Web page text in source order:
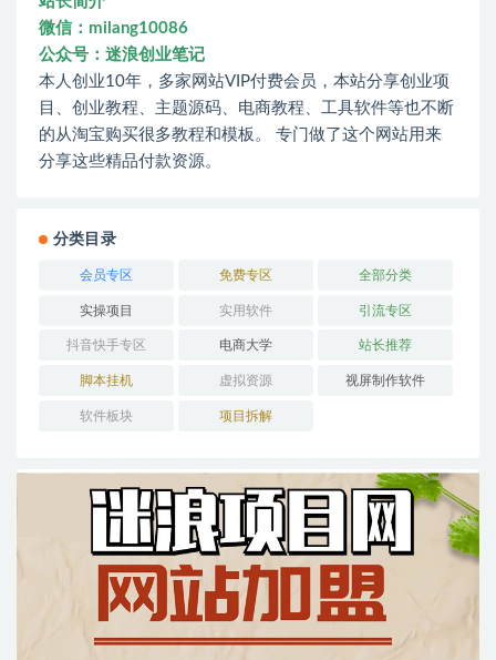
微信：milang10086
公众号：迷浪创业笔记
本人创业10年，多家网站VIP付费会员，本站分享创业项
目、创业教程、主题源码、电商教程、工具软件等也不断
的从淘宝购买很多教程和模板。 专门做了这个网站用来
分享这些精品付款资源。
分类目录
会员专区 免费专区 全部分类
实操项目 实用软件 引流专区
抖音快手专区 电商大学 站长推荐
脚本挂机 虚拟资源 视屏制作软件
软件板块 项目拆解